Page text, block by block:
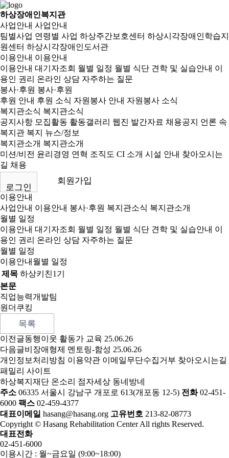
하상장애인복지관
사업안내 사업안내
팀별사업 연령별 사업 하상주간보호센터 하상시각장애인학습지
원센터 하상시각장애인도서관
이용안내 이용안내
이용안내 대기자조회 월별 일정 월별 식단 견학 및 실습안내 이
용인 권리 온라인 상담 자주하는 질문
봉사·후원 봉사·후원
후원 안내 후원 소식 자원봉사 안내 자원봉사 소식
복지관소식 복지관소식
공지사항 모집활동 활동갤러리 웹진 발간자료 채용공지
언론 속
복지관 복지 뉴스/정보
복지관소개 복지관소개
미션/비전 윤리경영 연혁 조직도 CI 소개 시설 안내 찾아오시는
길 채용
로그인
회원가입
이용안내
사업안내 이용안내 봉사·후원 복지관소식 복지관소개
월별 일정
이용안내 대기자조회 월별 일정 월별 식단 견학 및 실습안내 이
용인 권리 온라인 상담 자주하는 질문
월별 일정
이용안내 월별 일정
제목 하상키친1기
본문
직업능력개발팀
원더쿠킹
목록
이전글동행이웃 활동가 교육 25.06.26
다음글비장애형제 멘토링-함성 25.06.26
개인정보처리방침 이용약관 이메일무단수집거부 찾아오시는길
패밀리 사이트
하상복지재단 온소리 점자세상 동네방네
주소 06335 서울시 강남구 개포로 613(개포동 12-5) 전화02-451-
6000 팩스 02-459-4377
대표이메일 hasang@hasang.org 고유번호 213-82-08773
Copyright © Hasang Rehabilitation Center All rights Reserved.
대표전화
02-451-6000
이용시간 : 월~금요일 (9:00~18:00)